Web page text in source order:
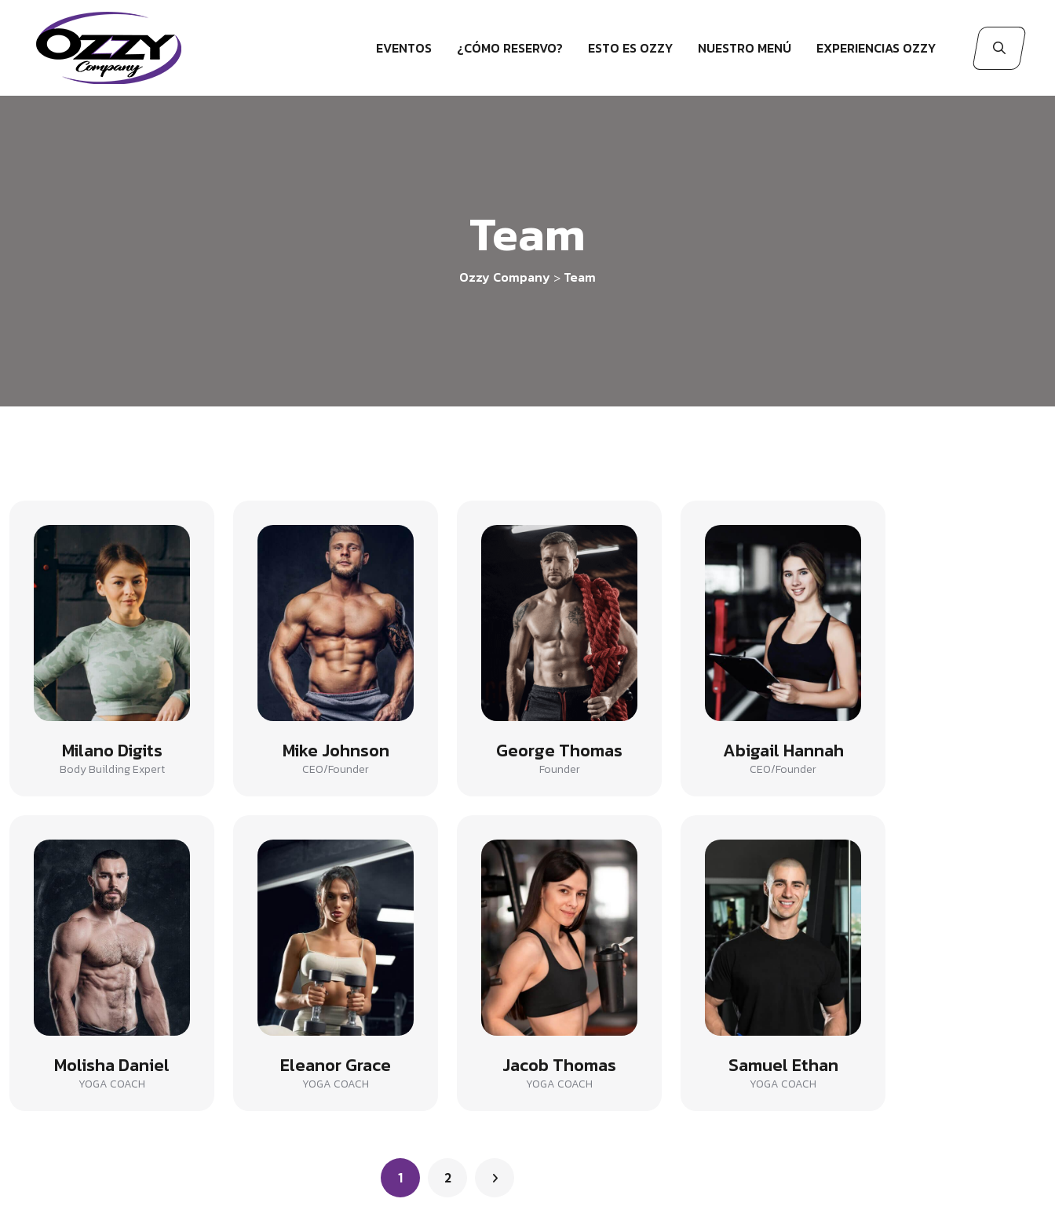
EVENTOS ¿CÓMO RESERVO? ESTO ES OZZY NUESTRO MENÚ EXPERIENCIAS OZZY
Team
Ozzy Company > Team
Milano Digits
Body Building Expert
Mike Johnson
CEO/Founder
George Thomas
Founder
Abigail Hannah
CEO/Founder
Molisha Daniel
YOGA COACH
Eleanor Grace
YOGA COACH
Jacob Thomas
YOGA COACH
Samuel Ethan
YOGA COACH
1 2